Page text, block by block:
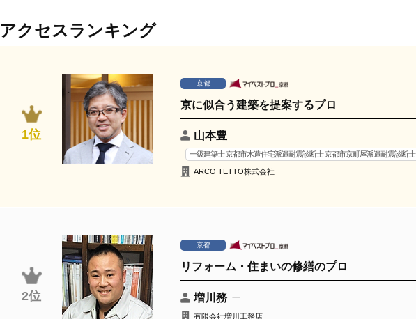
アクセスランキング
1位
京都
京に似合う建築を提案するプロ
山本豊
一級建築士 京都市木造住宅派遣耐震診断士 京都市京町屋派遣耐震診断士
ARCO TETTO株式会社
2位
京都
リフォーム・住まいの修繕のプロ
増川務
有限会社増川工務店